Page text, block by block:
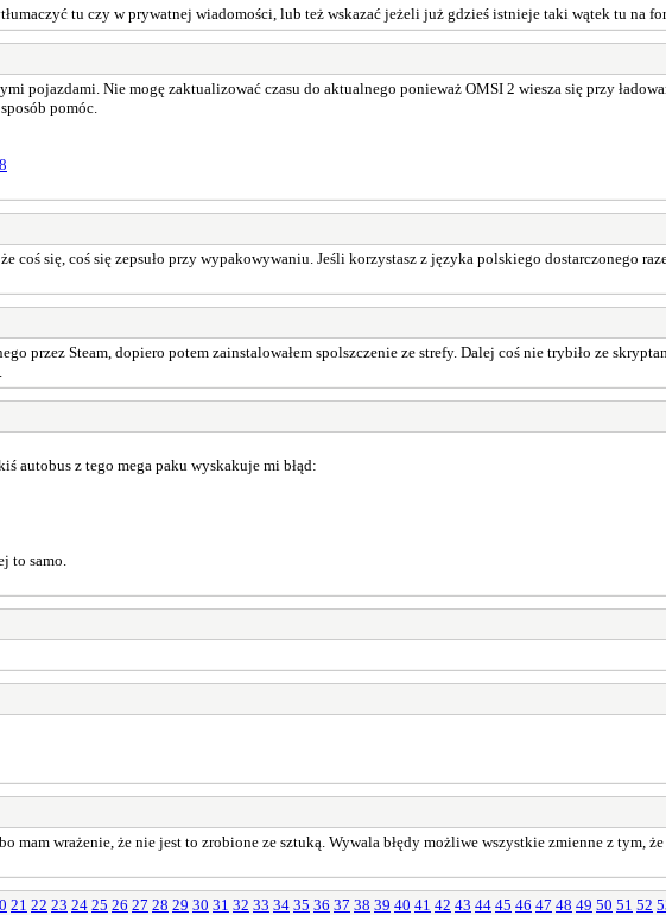
tu czy w prywatnej wiadomości, lub też wskazać jeżeli już gdzieś istnieje taki wątek tu na
pojazdami. Nie mogę zaktualizować czasu do aktualnego ponieważ OMSI 2 wiesza się przy
pomóc.
coś się, coś się zepsuło przy wypakowywaniu. Jeśli korzystasz z języka polskiego dostarczonego
przez Steam, dopiero potem zainstalowałem spolszczenie ze strefy. Dalej coś nie trybiło ze
autobus z tego mega paku wyskakuje mi błąd:
to samo.
mam wrażenie, że nie jest to zrobione ze sztuką. Wywala błędy możliwe wszystkie zmienne z
21 22 23 24 25 26 27 28 29 30 31 32 33 34 35 36 37 38 39 40 41 42 43 44 45 46 47 48 49 50 51 52